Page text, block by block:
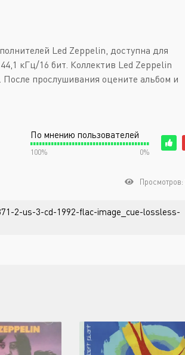
Led Zeppelin, доступна для
кГц/16 бит. Коллектив Led Zeppelin
прослушивания оцените альбом и
По мнению пользователей
100% 0%
Просмотров:
2-us-3-cd-1992-flac-image_cue-lossless-